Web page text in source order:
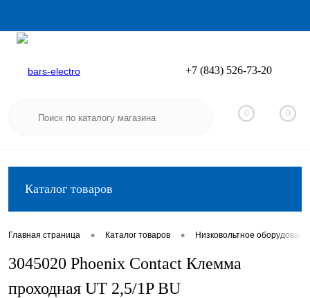
Вход
+7 (843) 526-73-20
0 0
Каталог товаров
Главная страница • Каталог товаров • Низковольтное
3045020 Phoenix Contact Клемма
проходная UT 2,5/1P BU